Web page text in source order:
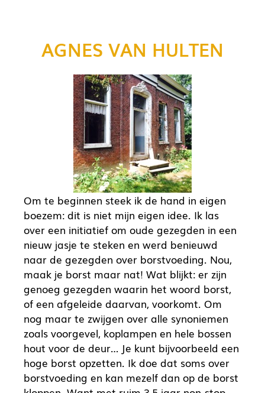
AGNES VAN HULTEN
Om te beginnen steek ik de hand in eigen
boezem: dit is niet mijn eigen idee. Ik las
over een initiatief om oude gezegden in een
nieuw jasje te steken en werd benieuwd
naar de gezegden over borstvoeding. Nou,
maak je borst maar nat! Wat blijkt: er zijn
genoeg gezegden waarin het woord borst,
of een afgeleide daarvan, voorkomt. Om
nog maar te zwijgen over alle synoniemen
zoals voorgevel, koplampen en hele bossen
hout voor de deur… Je kunt bijvoorbeeld een
hoge borst opzetten. Ik doe dat soms over
borstvoeding en kan mezelf dan op de borst